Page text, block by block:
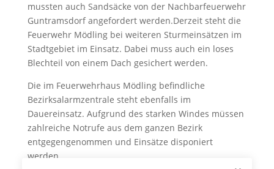
mussten auch Sandsäcke von der Nachbarfeuerwehr
Guntramsdorf angefordert werden.Derzeit steht die
Feuerwehr Mödling bei weiteren Sturmeinsätzen im
Stadtgebiet im Einsatz. Dabei muss auch ein loses
Blechteil von einem Dach gesichert werden.
Die im Feuerwehrhaus Mödling befindliche
Bezirksalarmzentrale steht ebenfalls im
Dauereinsatz. Aufgrund des starken Windes müssen
zahlreiche Notrufe aus dem ganzen Bezirk
entgegengenommen und Einsätze disponiert
werden.